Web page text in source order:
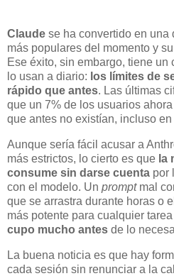
Claude se ha convertido en una
más populares del momento y
Ese éxito, sin embargo, tiene
lo usan a diario: los límites de
rápido que antes. Las últimas
que un 7% de los usuarios
que antes no existían, incluso
Aunque sería fácil acusar a
más estrictos, lo cierto es que la
consume sin darse cuenta por
con el modelo. Un promptmal
que se arrastra durante horas o
más potente para cualquier
cupo mucho antes de lo
La buena noticia es que hay
cada sesión sin renunciar a la